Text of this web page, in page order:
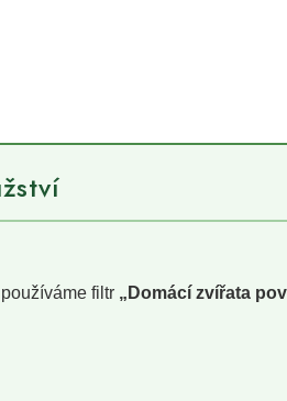
filtr „Domácí zvířata